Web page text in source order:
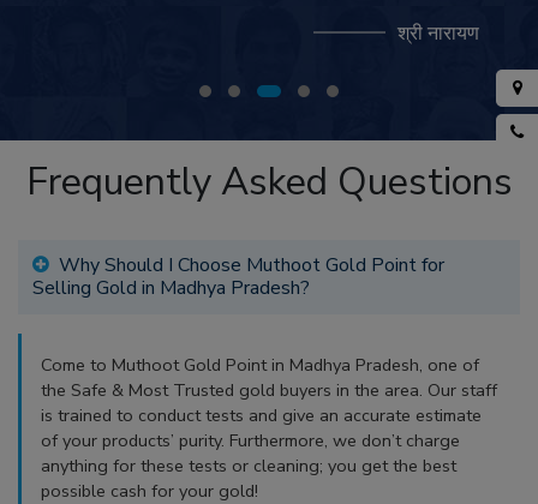
Frequently Asked Questions
Why Should I Choose Muthoot Gold Point for
Selling Gold in Madhya Pradesh?
Come to Muthoot Gold Point in Madhya Pradesh, one of
the Safe & Most Trusted gold buyers in the area. Our staff
is trained to conduct tests and give an accurate estimate
of your products’ purity. Furthermore, we don’t charge
anything for these tests or cleaning; you get the best
possible cash for your gold!